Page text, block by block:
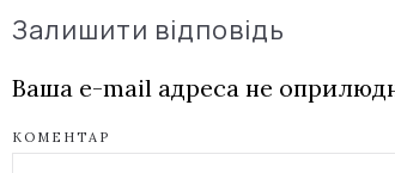
Залишити відповідь
Ваша e-mail адреса не
КОМЕНТАР